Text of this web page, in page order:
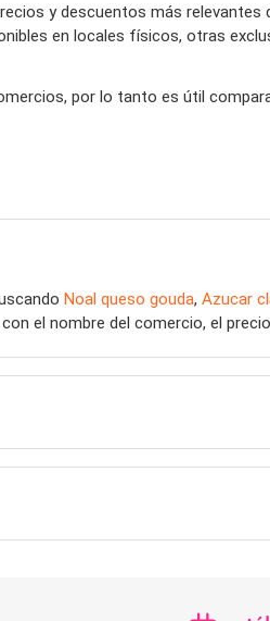
y descuentos más relevantes
en locales físicos, otras
por lo tanto es útil
Noal queso gouda, Azucar
el nombre del comercio, el precio